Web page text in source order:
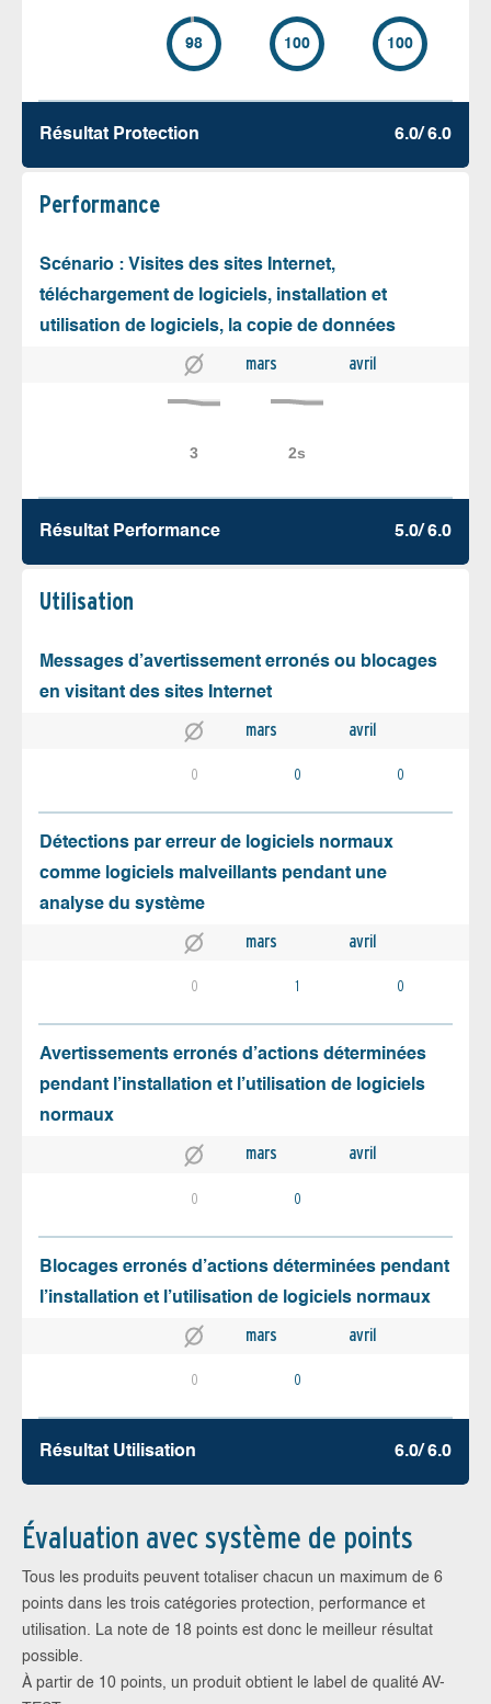
98 100 100
Résultat Protection 6.0/ 6.0
Performance
Scénario : Visites des sites Internet,
téléchargement de logiciels, installation et
utilisation de logiciels, la copie de données
mars avril
Résultat Performance 5.0/ 6.0
Utilisation
Messages d’avertissement erronés ou blocages
en visitant des sites Internet
mars avril
0 0 0
Détections par erreur de logiciels normaux
comme logiciels malveillants pendant une
analyse du système
mars avril
0 1 0
Avertissements erronés d’actions déterminées
pendant l’installation et l’utilisation de logiciels
normaux
mars avril
0 0
Blocages erronés d’actions déterminées pendant
l’installation et l’utilisation de logiciels normaux
mars avril
0 0
Résultat Utilisation 6.0/ 6.0
Évaluation avec système de points
Tous les produits peuvent totaliser chacun un maximum de 6
points dans les trois catégories protection, performance et
utilisation. La note de 18 points est donc le meilleur résultat
possible.
À partir de 10 points, un produit obtient le label de qualité AV-